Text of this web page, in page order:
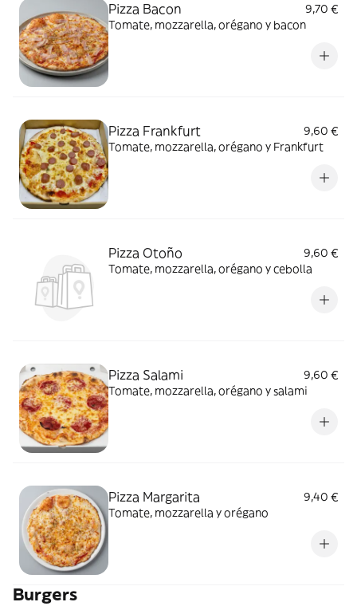
Pizza Bacon
9,70 €
Tomate, mozzarella, orégano y bacon
Pizza Frankfurt
9,60 €
Tomate, mozzarella, orégano y Frankfurt
Pizza Otoño
9,60 €
Tomate, mozzarella, orégano y cebolla
Pizza Salami
9,60 €
Tomate, mozzarella, orégano y salami
Pizza Margarita
9,40 €
Tomate, mozzarella y orégano
Burgers